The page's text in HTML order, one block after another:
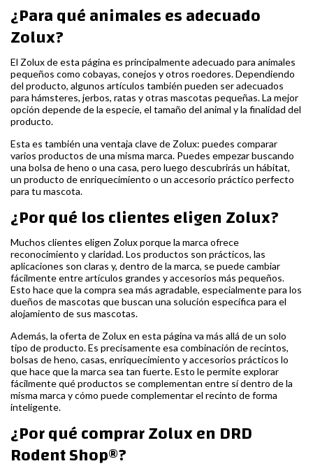
¿Para qué animales es adecuado
Zolux?
El Zolux de esta página es principalmente adecuado para animales
pequeños como cobayas, conejos y otros roedores. Dependiendo
del producto, algunos artículos también pueden ser adecuados
para hámsteres, jerbos, ratas y otras mascotas pequeñas. La mejor
opción depende de la especie, el tamaño del animal y la finalidad del
producto.
Esta es también una ventaja clave de Zolux: puedes comparar
varios productos de una misma marca. Puedes empezar buscando
una bolsa de heno o una casa, pero luego descubrirás un hábitat,
un producto de enriquecimiento o un accesorio práctico perfecto
para tu mascota.
¿Por qué los clientes eligen Zolux?
Muchos clientes eligen Zolux porque la marca ofrece
reconocimiento y claridad. Los productos son prácticos, las
aplicaciones son claras y, dentro de la marca, se puede cambiar
fácilmente entre artículos grandes y accesorios más pequeños.
Esto hace que la compra sea más agradable, especialmente para los
dueños de mascotas que buscan una solución específica para el
alojamiento de sus mascotas.
Además, la oferta de Zolux en esta página va más allá de un solo
tipo de producto. Es precisamente esa combinación de recintos,
bolsas de heno, casas, enriquecimiento y accesorios prácticos lo
que hace que la marca sea tan fuerte. Esto le permite explorar
fácilmente qué productos se complementan entre sí dentro de la
misma marca y cómo puede complementar el recinto de forma
inteligente.
¿Por qué comprar Zolux en DRD
Rodent Shop®?